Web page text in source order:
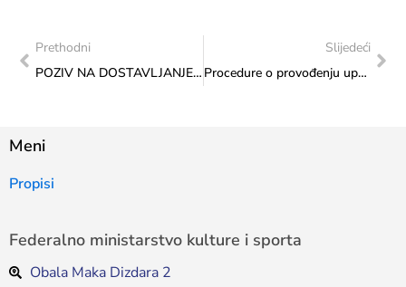
Prethodni
POZIV NA DOSTAVLJANJE KOMENTARA NA NACRT UREDBE O OSNIVANJU SAVJETA ZA MLADE FEDERACIJE BOSNE I HERCEGOVINE
Slijedeći
Procedure o provođenju upravljanja rizicima u Federalnom ministarstvu kulture i sporta
Meni
Propisi
Federalno ministarstvo kulture i sporta
Obala Maka Dizdara 2